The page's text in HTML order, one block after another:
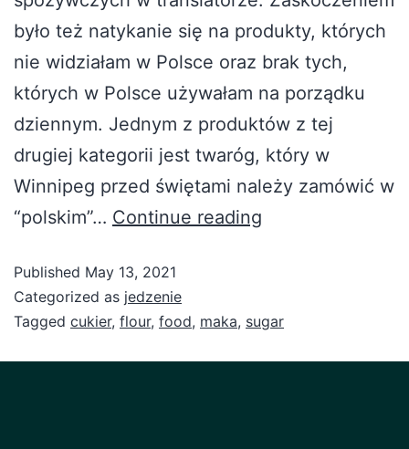
było też natykanie się na produkty, których
nie widziałam w Polsce oraz brak tych,
których w Polsce używałam na porządku
dziennym. Jednym z produktów z tej
drugiej kategorii jest twaróg, który w
Winnipeg przed świętami należy zamówić w
“polskim”… Continue reading
Published May 13, 2021
Categorized as jedzenie
Tagged cukier, flour, food, maka, sugar